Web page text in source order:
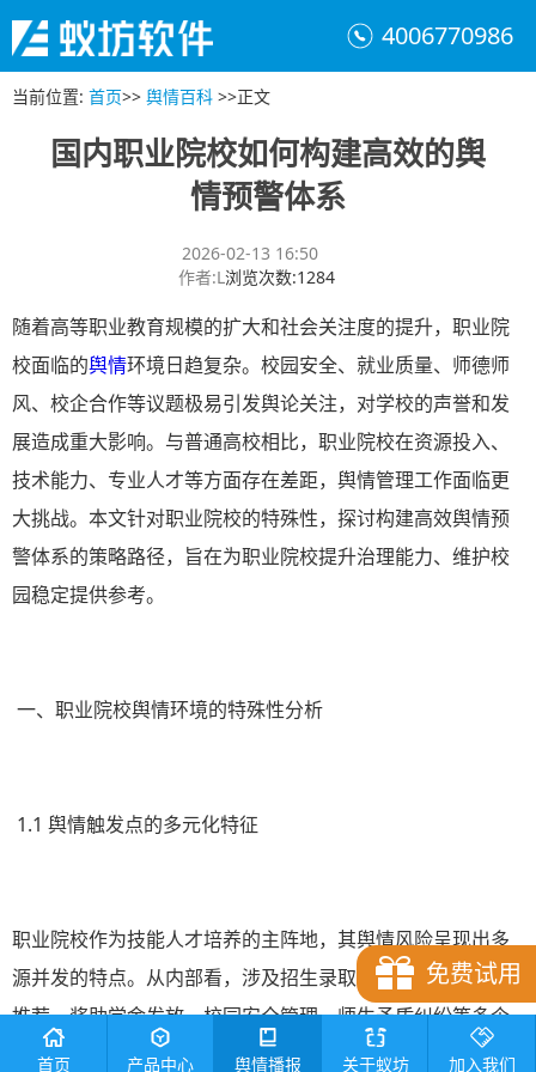
4006770986
当前位置: 首页>> 舆情百科 >>正文
国内职业院校如何构建高效的舆
情预警体系
2026-02-13 16:50
作者:L浏览次数:1284
随着高等职业教育规模的扩大和社会关注度的提升，职业院
校面临的舆情环境日趋复杂。校园安全、就业质量、师德师
风、校企合作等议题极易引发舆论关注，对学校的声誉和发
展造成重大影响。与普通高校相比，职业院校在资源投入、
技术能力、专业人才等方面存在差距，舆情管理工作面临更
大挑战。本文针对职业院校的特殊性，探讨构建高效舆情预
警体系的策略路径，旨在为职业院校提升治理能力、维护校
园稳定提供参考。
一、职业院校舆情环境的特殊性分析
1.1 舆情触发点的多元化特征
职业院校作为技能人才培养的主阵地，其舆情风险呈现出多
源并发的特点。从内部看，涉及招生录取、实习实训、就业
推荐、奖助学金发放、校园安全管理、师生矛盾纠纷等多个
环节；从外部看，校企合作中的劳动权益纠纷、毕业生职场
免费试用
首页 产品中心 舆情播报 关于蚁坊 加入我们